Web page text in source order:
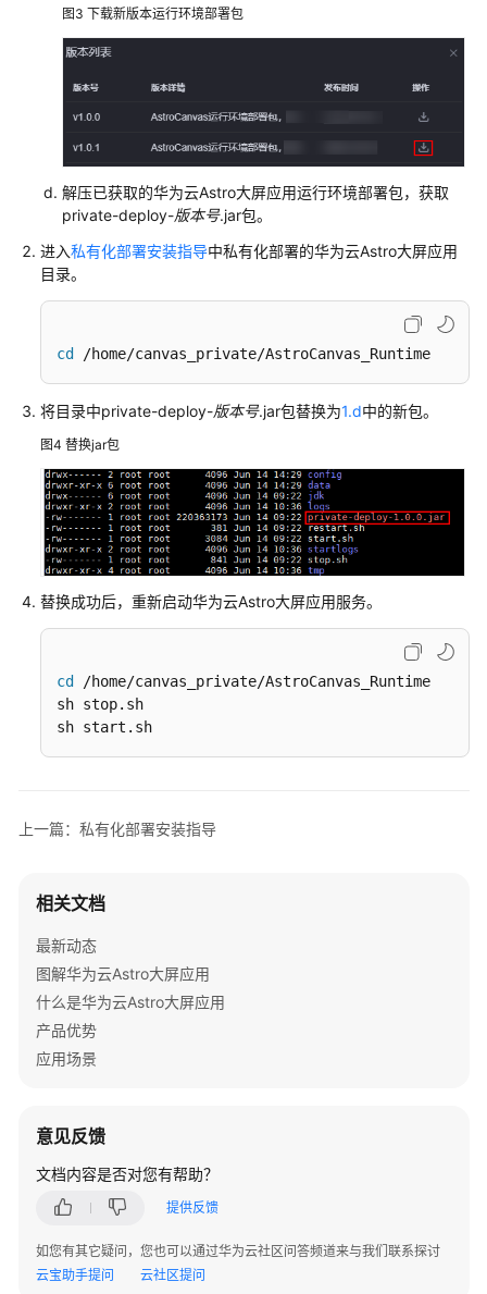
项
目
创
建
页
面
发
及
安
目
项
理
页
面
管
理
层
管
理
介
组
管
理
互
设
数
据
入
数
据
图3 下载新版本运行环境部署包
解压已获取的华为云Astro大屏应用运行环境部署包，获取
private-deploy-版本号.jar包。
进入私有化部署安装指导中私有化部署的华为云Astro大屏应用
目录。
cd /home/canvas_private/AstroCanvas_Runtime
将目录中private-deploy-版本号.jar包替换为1.d中的新包。
图4 替换jar包
替换成功后，重新启动华为云Astro大屏应用服务。
cd
/home/canvas_private/AstroCanvas_Runtime
sh stop.sh
sh start.sh
上一篇：私有化部署安装指导
相关文档
最新动态
图解华为云Astro大屏应用
什么是华为云Astro大屏应用
产品优势
应用场景
意见反馈
文档内容是否对您有帮助？
提供反馈
如您有其它疑问，您也可以通过华为云社区问答频道来与我们联系探讨
云宝助手提问
云社区提问